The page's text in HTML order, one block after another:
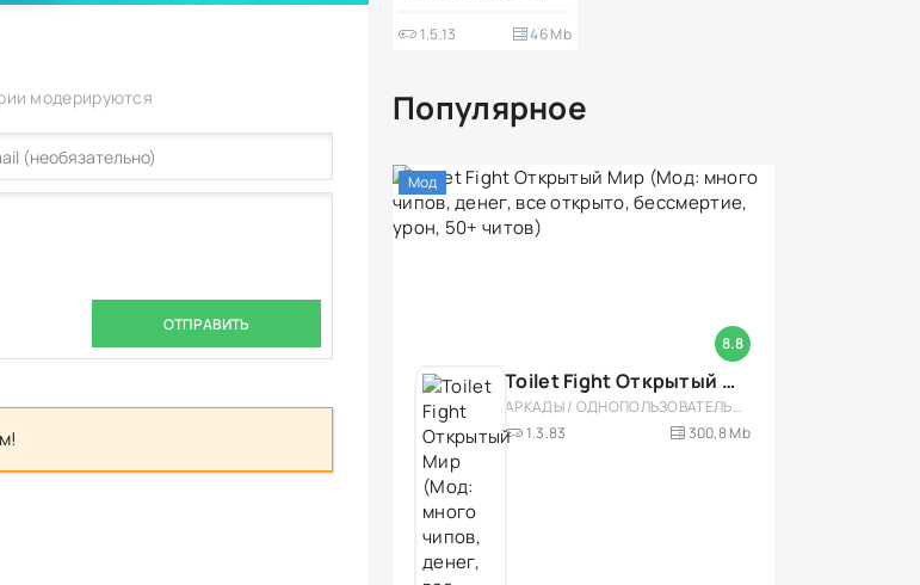
модерируются
ОТПРАВИТЬ
1.5.13 46 Mb
Популярное
8.8
Мод
Toilet Fight Открытый Мир (Мод: много чипов, денег, все открыто, бессмертие, урон, 50+ читов)
АРКАДЫ / ОДНОПОЛЬЗОВАТЕЛЬСКИЕ / ОФЛАЙН / МОД / РОЛЕВЫЕ / ШУТЕРЫ / ОТКРЫТЫЙ МИР / ВСТРОЕННЫЙ КЕШ / 3D / ЭКШЕНЫ / ТУАЛЕТНЫЕ ВОЙНЫ / ДЛЯ ДЕТЕЙ
1.3.83
300,8 Mb